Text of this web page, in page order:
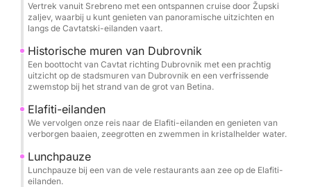
waaronder een hoogwaardig muzieksysteem, een
koelbox gevuld met flessen water en frisdranken, en
te verkennen. Of u nu wilt zwemmen in verborgen
baaien of dineren in kustdorpjes, deze privécharter
biedt totale flexibiliteit.
Brandstofkosten en havengelden zijn niet bij de prijs
inbegrepen en dienen aan boord te worden betaald.
De prijs voor deze cruise is € 600.
Vertrek vanuit Srebreno met een ontspannen cruise door Župski
zaljev, waarbij u kunt genieten van panoramische uitzichten en
langs de Cavtatski-eilanden vaart.
Historische muren van Dubrovnik
Een boottocht van Cavtat richting Dubrovnik met een prachtig
uitzicht op de stadsmuren van Dubrovnik en een verfrissende
zwemstop bij het strand van de grot van Betina.
Elafiti-eilanden
We vervolgen onze reis naar de Elafiti-eilanden en genieten van
verborgen baaien, zeegrotten en zwemmen in kristalhelder water.
Lunchpauze
Lunchpauze bij een van de vele restaurants aan zee op de Elafiti-
eilanden.